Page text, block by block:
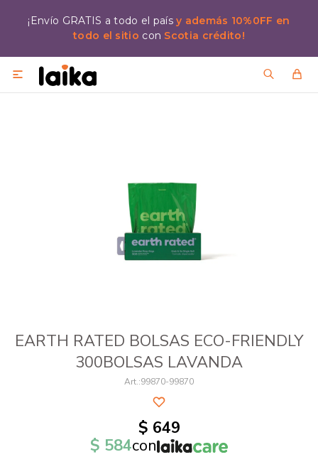
¡Envío GRATIS a todo el paísy además 10%0FF en
todo el sitio con Scotia crédito!

EARTH RATED BOLSAS ECO-FRIENDLY
300BOLSAS LAVANDA
99870-99870
$ 649
$ 584con